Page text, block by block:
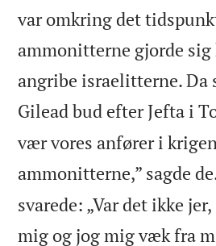
var omkring det
ammonitterne gjorde
angribe israelitterne. Da
Gilead bud efter Jefta i
vær vores anfører i
ammonitterne,” sagde
svarede: „Var det ikke
mig og jog mig væk fra